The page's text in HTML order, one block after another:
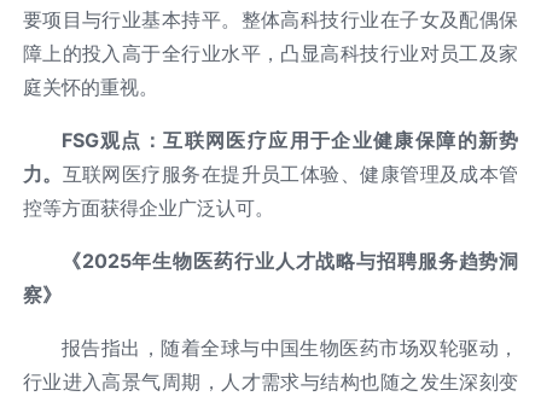
要项目与行业基本持平。整体高科技行业在子女及配偶保
障上的投入高于全行业水平，凸显高科技行业对员工及家
庭关怀的重视。
FSG观点：互联网医疗应用于企业健康保障的新势
力。 互联网医疗服务在提升员工体验、健康管理及成本管
控等方面获得企业广泛认可。
《2025年生物医药行业人才战略与招聘服务趋势洞
察》
报告指出，随着全球与中国生物医药市场双轮驱动，
行业进入高景气周期，人才需求与结构也随之发生深刻变